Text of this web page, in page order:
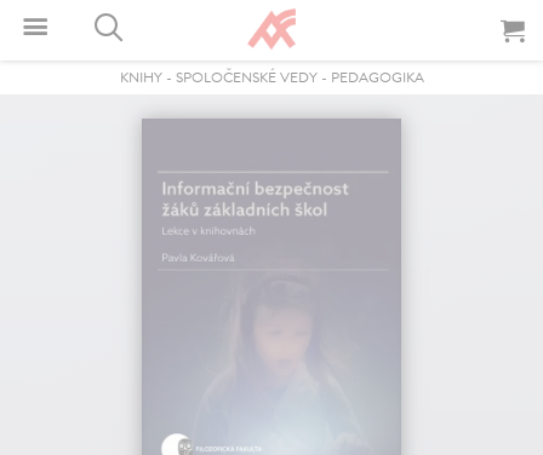
KNIHY- SPOLOČENSKÉ VEDY- PEDAGOGIKA